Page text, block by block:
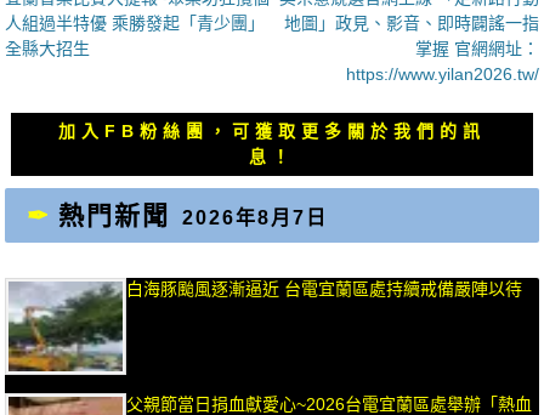
導
覽
一
篇
人組過半特優 乘勝發起「青少團」
全縣大招生
一地圖」政見、影音、即時闢謠一指
掌握 官網網址：
https://www.yilan2026.tw/
加入FB粉絲團，可獲取更多關於我們的訊
息！
熱門新聞 2026年8月7日
白海豚颱風逐漸逼近 台電宜蘭區處持續戒備嚴陣以待
父親節當日捐血獻愛心~2026台電宜蘭區處舉辦「熱血